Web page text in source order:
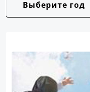
Выберите год